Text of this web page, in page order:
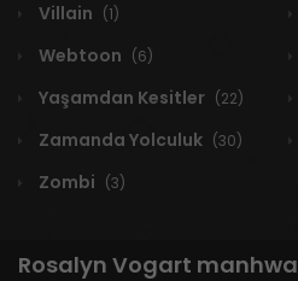
Villain (1)
Webtoon (6)
Yaşamdan Kesitler (22)
Zamanda Yolculuk (30)
Zombi (3)
Rosalyn Vogart manhwa